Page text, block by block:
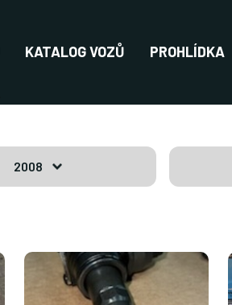
KATALOG VOZŮ PROHLÍDKA
2008